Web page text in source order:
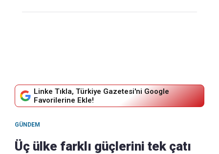
Linke Tıkla, Türkiye Gazetesi'ni Google
Favorilerine Ekle!
GÜNDEM
Üç ülke farklı güçlerini tek çatı